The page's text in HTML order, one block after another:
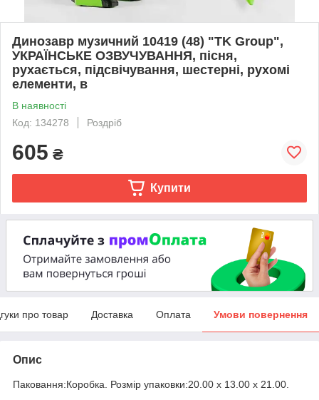
Динозавр музичний 10419 (48) "TK Group",
УКРАЇНСЬКЕ ОЗВУЧУВАННЯ, пісня,
рухається, підсвічування, шестерні, рухомі
елементи, в
В наявності
Код: 134278
Роздріб
605 ₴
Купити
про товар Доставка Оплата Умови повернення
Опис
Паковання:Коробка. Розмір упаковки:20.00 x 13.00 x 21.00.